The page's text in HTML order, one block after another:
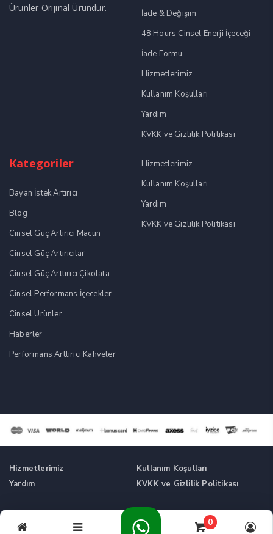
0
Ürünler Orijinal Üründür.
İade & Değişim
48 Hours Cinsel Enerji İçeceği
İade Formu
Hizmetlerimiz
Kullanım Koşulları
Yardım
KVKK ve Gizlilik Politikası
Kategoriler
Bayan İstek Artırıcı
Blog
Cinsel Güç Artırıcı Macun
Cinsel Güç Artırıcılar
Cinsel Güç Arttırıcı Çikolata
Cinsel Performans İçecekler
Cinsel Ürünler
Haberler
Performans Arttırıcı Kahveler
Hizmetlerimiz
Kullanım Koşulları
Yardım
KVKK ve Gizlilik Politikası
Hizmetlerimiz
Kullanım Koşulları
Yardım
KVKK ve Gizlilik Politikası
Tüm Hakları Saklıdır. © Cinsel Güç Artırıcı Takviyeler -
Cikolatalikahve.com